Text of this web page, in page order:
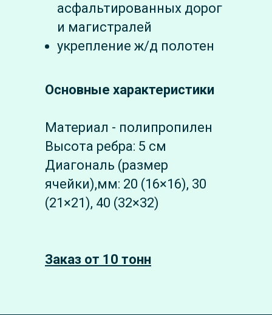
асфальтированных дорог
и магистралей
укрепление ж/д полотен
Основные характеристики
Материал - полипропилен
Высота ребра: 5 см
Диагональ (размер
ячейки),мм: 20 (16×16), 30
(21×21), 40 (32×32)
Заказ от 10 тонн